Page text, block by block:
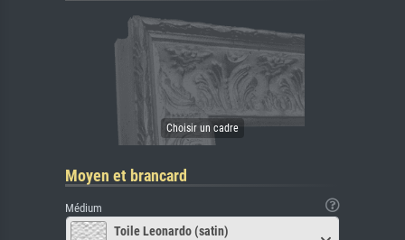
Moyen et brancard
Médium
Toile Leonardo (satin)